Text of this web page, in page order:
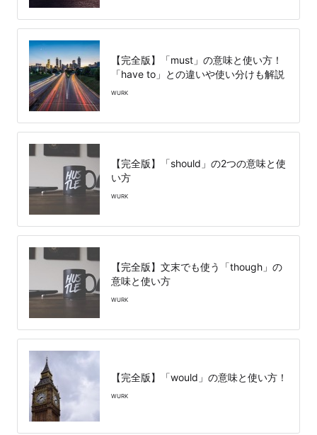
【完全版】「must」の意味と使い方！
「have to」との違いや使い分けも解説
WURK
【完全版】「should」の2つの意味と使
い方
WURK
【完全版】文末でも使う「though」の
意味と使い方
WURK
【完全版】「would」の意味と使い方！
WURK